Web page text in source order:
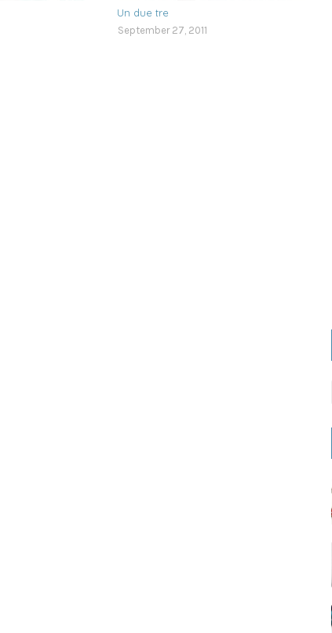
Un due tre
September 27, 2011